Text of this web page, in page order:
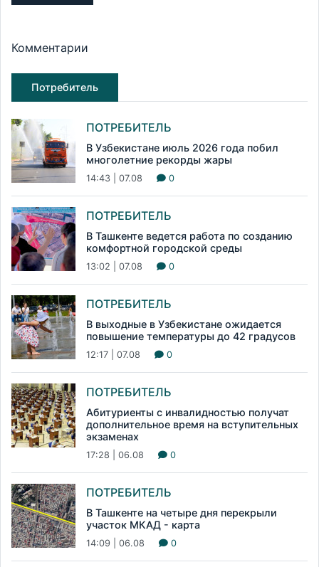
Комментарии
Потребитель
ПОТРЕБИТЕЛЬ
В Узбекистане июль 2026 года побил
многолетние рекорды жары
14:43 | 07.08 0
ПОТРЕБИТЕЛЬ
В Ташкенте ведется работа по созданию
комфортной городской среды
13:02 | 07.08 0
ПОТРЕБИТЕЛЬ
В выходные в Узбекистане ожидается
повышение температуры до 42 градусов
12:17 | 07.08 0
ПОТРЕБИТЕЛЬ
Абитуриенты с инвалидностью получат
дополнительное время на вступительных
экзаменах
17:28 | 06.08 0
ПОТРЕБИТЕЛЬ
В Ташкенте на четыре дня перекрыли
участок МКАД - карта
14:09 | 06.08 0